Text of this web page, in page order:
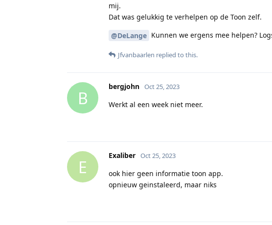
mij.
Dat was gelukkig te verhelpen op de Toon zelf.
@DeLange Kunnen we ergens mee helpen?
Jfvanbaarlen replied to this.
B
bergjohn Oct 25, 2023
Werkt al een week niet meer.
E
Exaliber Oct 25, 2023
ook hier geen informatie toon app.
opnieuw geinstaleerd, maar niks